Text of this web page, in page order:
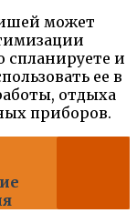
может
спланируете и
ее в
отдыха
приборов.